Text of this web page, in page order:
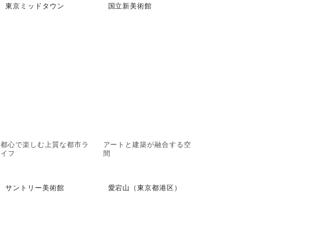
東京ミッドタウン
都心で楽しむ上質な都市ラ
イフ
国立新美術館
アートと建築が融合する空
間
サントリー美術館 愛宕山（東京都港区）